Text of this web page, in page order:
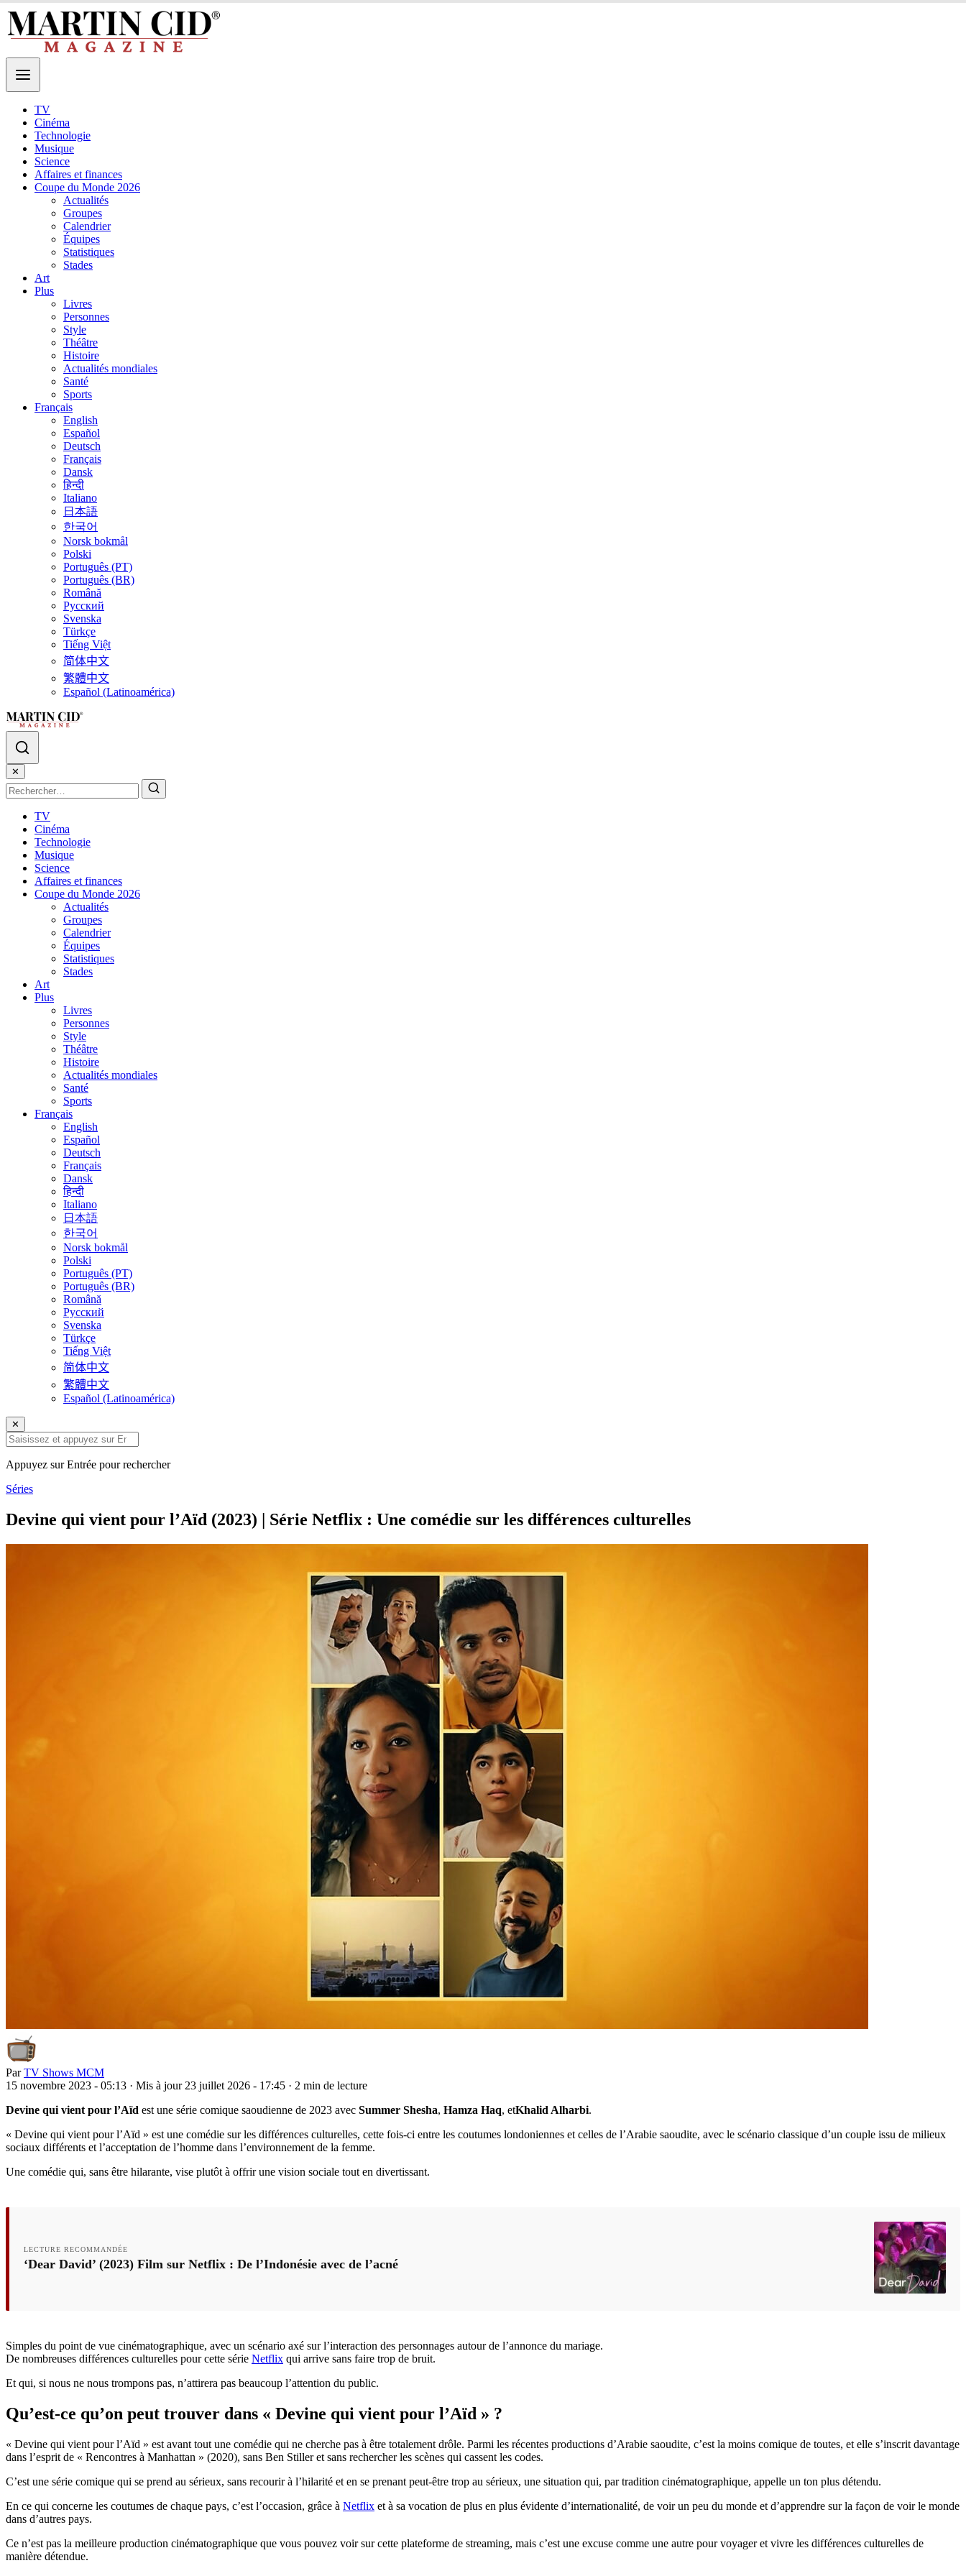
TV
Cinéma
Technologie
Musique
Science
Affaires et finances
Coupe du Monde 2026
Actualités
Groupes
Calendrier
Équipes
Statistiques
Stades
Art
Plus
Livres
Personnes
Style
Théâtre
Histoire
Actualités mondiales
Santé
Sports
Français
English
Español
Deutsch
Français
Dansk
हिन्दी
Italiano
日本語
한국어
Norsk bokmål
Polski
Português (PT)
Português (BR)
Română
Русский
Svenska
Türkçe
Tiếng Việt
简体中文
繁體中文
Español (Latinoamérica)
✕
TV
Cinéma
Technologie
Musique
Science
Affaires et finances
Coupe du Monde 2026
Actualités
Groupes
Calendrier
Équipes
Statistiques
Stades
Art
Plus
Livres
Personnes
Style
Théâtre
Histoire
Actualités mondiales
Santé
Sports
Français
English
Español
Deutsch
Français
Dansk
हिन्दी
Italiano
日本語
한국어
Norsk bokmål
Polski
Português (PT)
Português (BR)
Română
Русский
Svenska
Türkçe
Tiếng Việt
简体中文
繁體中文
Español (Latinoamérica)
✕
Appuyez sur Entrée pour rechercher
Séries
Devine qui vient pour l’Aïd (2023) | Série Netflix : Une comédie sur les différences culturelles
Par TV Shows MCM
15 novembre 2023 - 05:13 · Mis à jour 23 juillet 2026 - 17:45 · 2 min de lecture
Devine qui vient pour l’Aïd est une série comique saoudienne de 2023 avec Summer Shesha, Hamza Haq, etKhalid Alharbi.
« Devine qui vient pour l’Aïd » est une comédie sur les différences culturelles, cette fois-ci entre les coutumes londoniennes et celles de l’Arabie saoudite, avec le scénario classique d’un couple issu de milieux
sociaux différents et l’acceptation de l’homme dans l’environnement de la femme.
Une comédie qui, sans être hilarante, vise plutôt à offrir une vision sociale tout en divertissant.
LECTURE RECOMMANDÉE
‘Dear David’ (2023) Film sur Netflix : De l’Indonésie avec de l’acné
Simples du point de vue cinématographique, avec un scénario axé sur l’interaction des personnages autour de l’annonce du mariage.
De nombreuses différences culturelles pour cette série Netflix qui arrive sans faire trop de bruit.
Et qui, si nous ne nous trompons pas, n’attirera pas beaucoup l’attention du public.
Qu’est-ce qu’on peut trouver dans « Devine qui vient pour l’Aïd » ?
« Devine qui vient pour l’Aïd » est avant tout une comédie qui ne cherche pas à être totalement drôle. Parmi les récentes productions d’Arabie saoudite, c’est la moins comique de toutes, et elle s’inscrit davantage
dans l’esprit de « Rencontres à Manhattan » (2020), sans Ben Stiller et sans rechercher les scènes qui cassent les codes.
C’est une série comique qui se prend au sérieux, sans recourir à l’hilarité et en se prenant peut-être trop au sérieux, une situation qui, par tradition cinématographique, appelle un ton plus détendu.
En ce qui concerne les coutumes de chaque pays, c’est l’occasion, grâce à Netflix et à sa vocation de plus en plus évidente d’internationalité, de voir un peu du monde et d’apprendre sur la façon de voir le monde
dans d’autres pays.
Ce n’est pas la meilleure production cinématographique que vous pouvez voir sur cette plateforme de streaming, mais c’est une excuse comme une autre pour voyager et vivre les différences culturelles de
manière détendue.